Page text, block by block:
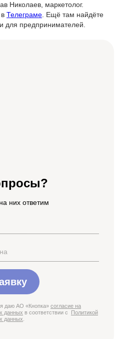
Николаев, маркетолог.
Телеграме . Ещё там найдёте
для предпринимателей.
них ответим
даю АО «Кнопка» согласие на
данных в соответствии с Политикой
данных